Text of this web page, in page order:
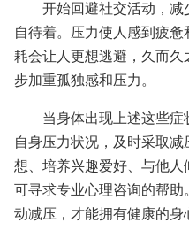
开始回避社交活动，减
自待着。压力使人感到疲
耗会让人更想逃避，久而
步加重孤独感和压力。
当身体出现上述这些
自身压力状况，及时采取
想、培养兴趣爱好、与他
可寻求专业心理咨询的帮
动减压，才能拥有健康的身